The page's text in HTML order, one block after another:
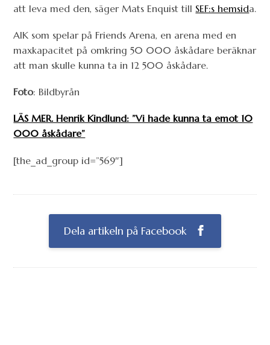
att leva med den, säger Mats Enquist till SEF:s hemsida.
AIK som spelar på Friends Arena, en arena med en
maxkapacitet på omkring 50 000 åskådare beräknar
att man skulle kunna ta in 12 500 åskådare.
Foto: Bildbyrån
LÄS MER. Henrik Kindlund: ”Vi hade kunna ta emot 10
000 åskådare”
[the_ad_group id=”569″]
Dela artikeln på Facebook